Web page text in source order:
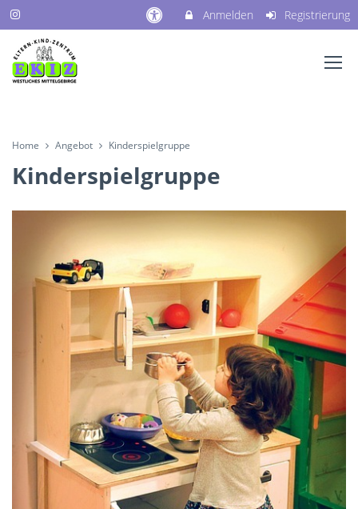
Anmelden Registrierung
Home Angebot Kinderspielgruppe
Kinderspielgruppe